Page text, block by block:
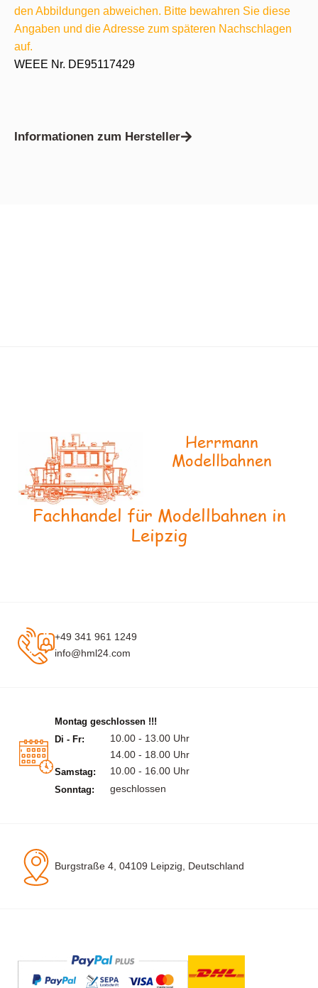
den Abbildungen abweichen. Bitte bewahren Sie diese
Angaben und die Adresse zum späteren Nachschlagen
auf.
WEEE Nr. DE95117429
Informationen zum Hersteller
Herrmann
Modellbahnen
Fachhandel für Modellbahnen in
Leipzig
+49 341 961 1249
info@hml24.com
Montag geschlossen !!!
Di - Fr:
10.00 - 13.00 Uhr
14.00 - 18.00 Uhr
Samstag: 10.00 - 16.00 Uhr
Sonntag: geschlossen
Burgstraße 4, 04109 Leipzig, Deutschland